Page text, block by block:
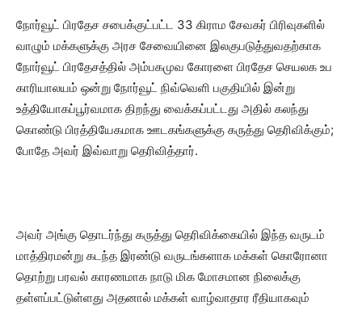
நோர்வூட் பிரதேச சபைக்குட்பட்ட 33 கிராம சேவகர் பிரிவுகளில்
வாழும் மக்களுக்கு அரச சேவையினை இலகுபடுத்துவதற்காக
நோர்வூட் பிரதேசத்தில் அம்பகமுவ கோரளை பிரதேச செயலக உப
காரியாலயம் ஒன்று நோர்வூட் நிவ்வெளி பகுதியில் இன்று
உத்தியோகப்பூர்வமாக திறந்து வைக்கப்பட்டது அதில் கலந்து
கொண்டு பிரத்தியேகமாக ஊடகங்களுக்கு கருத்து தெரிவிக்கும்;
போதே அவர் இவ்வாறு தெரிவித்தார்.
அவர் அங்கு தொடர்ந்து கருத்து தெரிவிக்கையில் இந்த வருடம்
மாத்திரமன்று கடந்த இரண்டு வருடங்களாக மக்கள் கொரோனா
தொற்று பரவல் காரணமாக நாடு மிக மோசமான நிலைக்கு
தள்ளப்பட்டுள்ளது அதனால் மக்கள் வாழ்வாதார ரீதியாகவும்